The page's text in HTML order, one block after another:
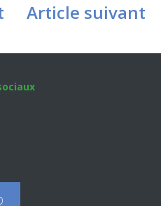
Article suivant